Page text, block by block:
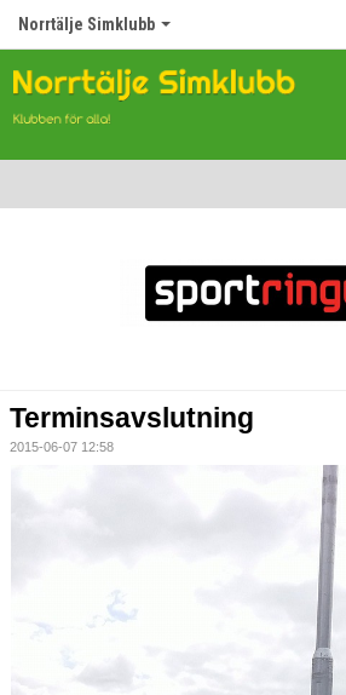
Norrtälje Simklubb
Topp Tolv
Terminsavslutning
2015-06-07 12:58